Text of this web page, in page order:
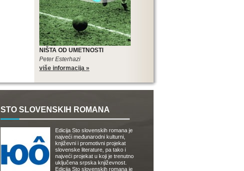
NIŠTA OD UMETNOSTI
Peter Esterhazi
više informacija »
STO SLOVENSKIH ROMANA
Edicija Sto slovenskih romana je
najveći međunarodni kulturni,
književni i promotivni projekat
slovenske literature, pa tako i
najveći projekat u koji je trenutno
uključena srpska književnost.
Edicija Sto slovenskih romana je